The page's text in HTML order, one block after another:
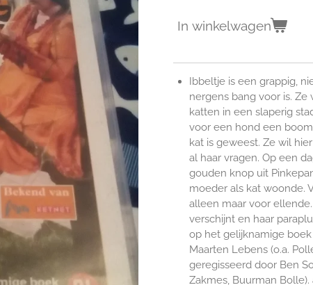
In winkelwagen
Ibbeltje is een grappig,
nergens bang voor is.
katten in een slaperig
voor een hond een
kat is geweest. Ze wil
al haar vragen. Op een
gouden knop uit
moeder als kat woonde.
alleen maar voor
verschijnt en haar
op het gelijknamige
Maarten Lebens (o.a.
geregisseerd door Ben
Zakmes, Buurman